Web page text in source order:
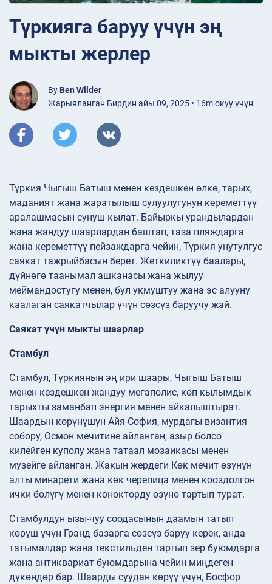
Түркияга баруу үчүн эң
мыкты жерлер
By Ben Wilder
Жарыяланган Бирдин айы 09, 2025 • 16m окуу үчүн
Түркия Чыгыш Батыш менен кездешкен өлкө, тарых,
маданият жана жаратылыш сулуулугунун кереметтүү
аралашмасын сунуш кылат. Байыркы урандылардан
жана жандуу шаарлардан баштап, таза пляждарга
жана кереметтүү пейзаждарга чейин, Түркия унутулгус
саякат тажрыйбасын берет. Жеткиликтүү баалары,
дүйнөгө таанымал ашканасы жана жылуу
меймандостугу менен, бул укмуштуу жана эс алууну
каалаган саякатчылар үчүн сөзсүз баруучу жай.
Саякат үчүн мыкты шаарлар
Стамбул
Стамбул, Түркиянын эң ири шаары, Чыгыш Батыш
менен кездешкен жандуу мегаполис, көп кылымдык
тарыхты заманбап энергия менен айкалыштырат.
Шаардын көрүнүшүн Айя-София, мурдагы византия
собору, Осмон мечитине айланган, азыр болсо
килейген куполу жана татаал мозаикасы менен
музейге айланган. Жакын жердеги Көк мечит өзүнүн
алты минарети жана көк черепица менен кооздолгон
ички бөлүгү менен конокторду өзүнө тартып турат.
Стамбулдун ызы-чуу соодасынын даамын татып
көрүш үчүн Гранд базарга сөзсүз баруу керек, анда
татымалдар жана текстильден тартып зер буюмдарга
жана антиквариат буюмдарына чейин миңдеген
дүкөндөр бар. Шаарды суудан көрүү үчүн, Босфор